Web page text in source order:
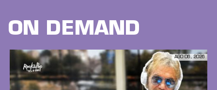
ON DEMAND
AGO 06, 2026